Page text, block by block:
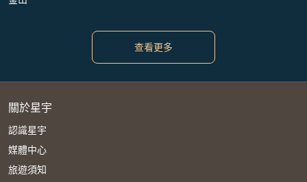
查看更多
關於星宇
認識星宇
媒體中心
旅遊須知